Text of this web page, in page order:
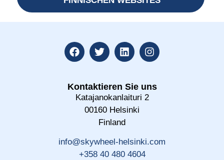
Kontaktieren Sie uns
Katajanokanlaituri 2
00160 Helsinki
Finland
info@skywheel-helsinki.com
+358 40 480 4604